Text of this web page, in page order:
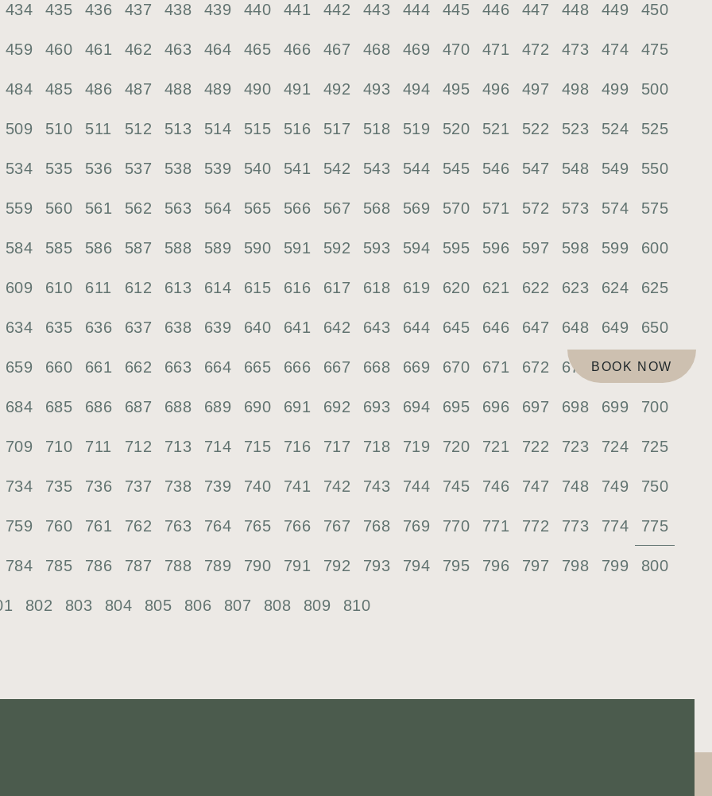
BOOK NOW
434 435 436 437 438 439 440 441 442 443 444 445 446 447 448 449 450
459 460 461 462 463 464 465 466 467 468 469 470 471 472 473 474 475
484 485 486 487 488 489 490 491 492 493 494 495 496 497 498 499 500
509 510 511 512 513 514 515 516 517 518 519 520 521 522 523 524 525
534 535 536 537 538 539 540 541 542 543 544 545 546 547 548 549 550
559 560 561 562 563 564 565 566 567 568 569 570 571 572 573 574 575
584 585 586 587 588 589 590 591 592 593 594 595 596 597 598 599 600
609 610 611 612 613 614 615 616 617 618 619 620 621 622 623 624 625
634 635 636 637 638 639 640 641 642 643 644 645 646 647 648 649 650
659 660 661 662 663 664 665 666 667 668 669 670 671 672 673 674 675
684 685 686 687 688 689 690 691 692 693 694 695 696 697 698 699 700
709 710 711 712 713 714 715 716 717 718 719 720 721 722 723 724 725
734 735 736 737 738 739 740 741 742 743 744 745 746 747 748 749 750
759 760 761 762 763 764 765 766 767 768 769 770 771 772 773 774 775
784 785 786 787 788 789 790 791 792 793 794 795 796 797 798 799 800
802 803 804 805 806 807 808 809 810